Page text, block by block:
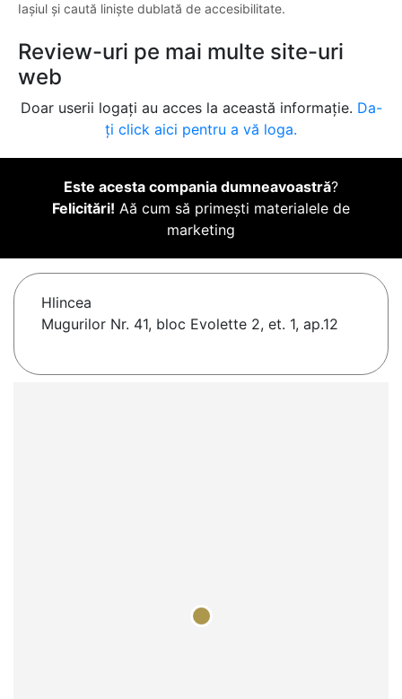
Iașiul și caută liniște dublată de accesibilitate.
Review-uri pe mai multe site-uri
web
Doar userii logați au acces la această informație. Da-
ți click aici pentru a vă loga.
Este acesta compania dumneavoastră?
Felicitări! Aă cum să primești materialele de
marketing
Hlincea
Mugurilor Nr. 41, bloc Evolette 2, et. 1, ap.12